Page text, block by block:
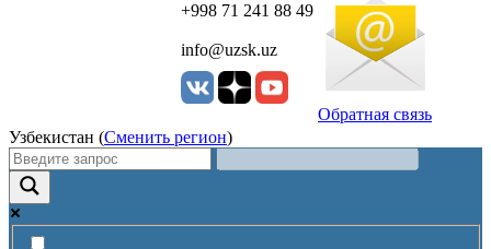
+998 71 241 88 49
info@uzsk.uz
Обратная связь
Узбекистан (Сменить регион)